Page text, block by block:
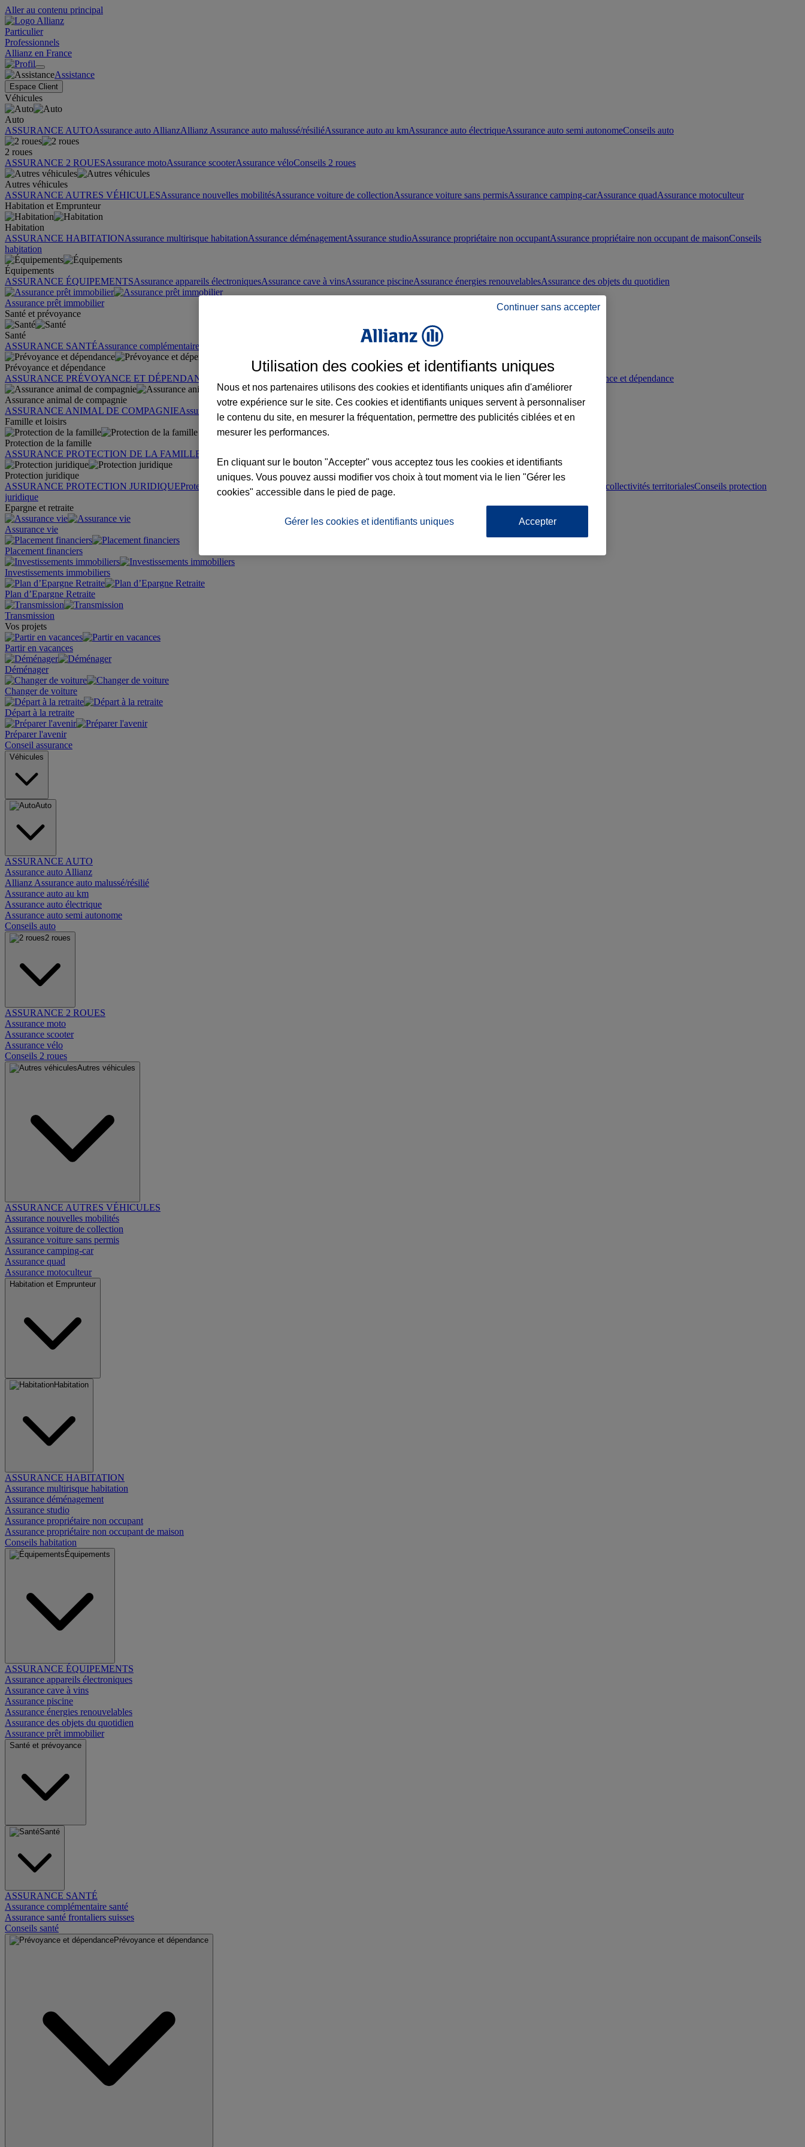
Aller au contenu principal
Particulier
Professionnels
Allianz en France
Assistance
Espace Client
Véhicules
Auto
ASSURANCE AUTOAssurance auto AllianzAllianz Assurance auto malussé/résiliéAssurance auto au kmAssurance auto électriqueAssurance auto semi autonomeConseils auto
2 roues
ASSURANCE 2 ROUESAssurance motoAssurance scooterAssurance véloConseils 2 roues
Autres véhicules
ASSURANCE AUTRES VÉHICULESAssurance nouvelles mobilitésAssurance voiture de collectionAssurance voiture sans permisAssurance camping-carAssurance quadAssurance motoculteur
Habitation et Emprunteur
Habitation
ASSURANCE HABITATIONAssurance multirisque habitationAssurance déménagementAssurance studioAssurance propriétaire non occupantAssurance propriétaire non occupant de maisonConseils
habitation
Équipements
ASSURANCE ÉQUIPEMENTSAssurance appareils électroniquesAssurance cave à vinsAssurance piscineAssurance énergies renouvelablesAssurance des objets du quotidien
Assurance prêt immobilier
Santé et prévoyance
Santé
ASSURANCE SANTÉAssurance complémentaire santé Conseils santé
Prévoyance et dépendance
ASSURANCE PRÉVOYANCE ET DÉPENDANCE
Conseils prévoyance et dépendance
Assurance animal de compagnie
ASSURANCE ANIMAL DE COMPAGNIEAssurance chien Assurance chat
Conseils animal de compagnie
Famille et loisirs
Protection de la famille
ASSURANCE PROTECTION DE LA FAMILLE
Protection juridique
ASSURANCE PROTECTION JURIDIQUEProtection juridique particuliers Protection juridique immobilière Protection juridique collectivités territorialesConseils protection
juridique
Epargne et retraite
Assurance vie
Placement financiers
Investissements immobiliers
Plan d’Epargne Retraite
Transmission
Vos projets
Partir en vacances
Déménager
Changer de voiture
Départ à la retraite
Préparer l'avenir
Conseil assurance
Véhicules
Auto
ASSURANCE AUTO
Assurance auto Allianz
Allianz Assurance auto malussé/résilié
Assurance auto au km
Assurance auto électrique
Assurance auto semi autonome
Conseils auto
2 roues
ASSURANCE 2 ROUES
Assurance moto
Assurance scooter
Assurance vélo
Conseils 2 roues
Autres véhicules
ASSURANCE AUTRES VÉHICULES
Assurance nouvelles mobilités
Assurance voiture de collection
Assurance voiture sans permis
Assurance camping-car
Assurance quad
Assurance motoculteur
Habitation et Emprunteur
Habitation
ASSURANCE HABITATION
Assurance multirisque habitation
Assurance déménagement
Assurance studio
Assurance propriétaire non occupant
Assurance propriétaire non occupant de maison
Conseils habitation
Équipements
ASSURANCE ÉQUIPEMENTS
Assurance appareils électroniques
Assurance cave à vins
Assurance piscine
Assurance énergies renouvelables
Assurance des objets du quotidien
Assurance prêt immobilier
Santé et prévoyance
Santé
ASSURANCE SANTÉ
Assurance complémentaire santé
Assurance santé frontaliers suisses
Conseils santé
Prévoyance et dépendance
Continuer sans accepter
Utilisation des cookies et identifiants uniques
Nous et nos partenaires utilisons des cookies et identifiants uniques afin d'améliorer
votre expérience sur le site. Ces cookies et identifiants uniques servent à personnaliser
le contenu du site, en mesurer la fréquentation, permettre des publicités ciblées et en
mesurer les performances.
En cliquant sur le bouton "Accepter" vous acceptez tous les cookies et identifiants
uniques. Vous pouvez aussi modifier vos choix à tout moment via le lien "Gérer les
cookies" accessible dans le pied de page.
Gérer les cookies et identifiants uniques Accepter